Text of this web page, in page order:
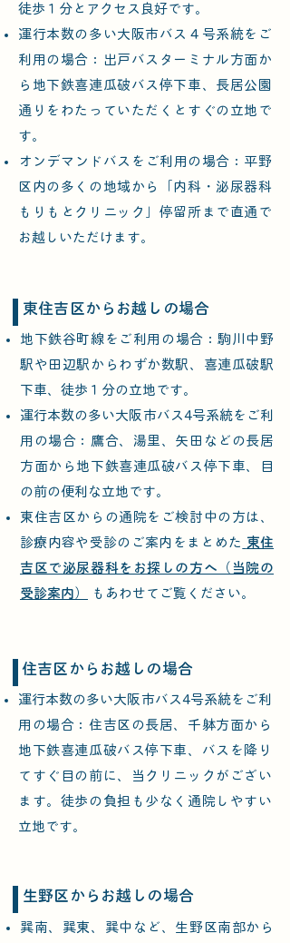
徒歩１分とアクセス良好です。
運行本数の多い大阪市バス４号系統をご
利用の場合：出戸バスターミナル方面か
ら地下鉄喜連瓜破バス停下車、長居公園
通りをわたっていただくとすぐの立地で
す。
​オンデマンドバスをご利用の場合：平野
区内の多くの地域から「内科・泌尿器科
もりもとクリニック」停留所まで直通で
お越しいただけます。
​東住吉区からお越しの場合​​
地 下鉄谷町線をご利用の場合：駒川中野
駅や田辺駅からわずか数駅、喜連瓜破駅
下車、徒歩１分の立地です。
運行本数の多い大阪市バス4号系統をご利
用の場合：鷹合、湯里、矢田などの長居
方面から地下鉄喜連瓜破バス停下車、目
の前の便利な立地です。
東住吉区からの通院をご検討中の方は、
診療内容や受診のご案内をまとめた 東住
吉区で泌尿器科をお探しの方へ（当院の
受診案内）
もあわせてご覧ください。
​住吉区からお越しの場合​​
運行本数の多い大阪市バス4号系統をご利
用の場合：住吉区の長居、千躰方面から
地下鉄喜連瓜破バス停下車、バスを降り
てすぐ目の前に、当クリニックがござい
ます。徒歩の負担も少なく通院しやすい
立地です。
​生野区からお越しの場合​​
巽南、巽東、巽中など、生野区南部から